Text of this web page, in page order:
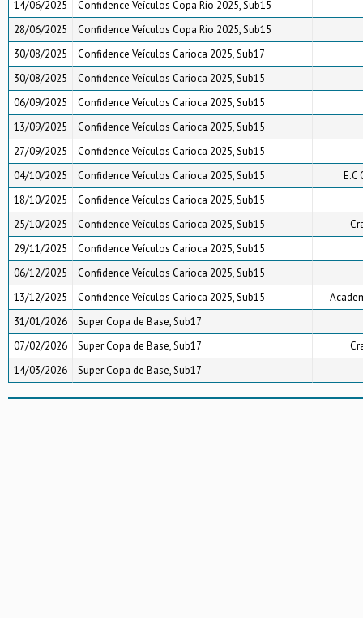
14/06/2025
Confidence Veículos Copa Rio 2025, Sub15
28/06/2025
Confidence Veículos Copa Rio 2025, Sub15
30/08/2025
Confidence Veículos Carioca 2025, Sub17
30/08/2025
Confidence Veículos Carioca 2025, Sub15
06/09/2025
Confidence Veículos Carioca 2025, Sub15
13/09/2025
Confidence Veículos Carioca 2025, Sub15
27/09/2025
Confidence Veículos Carioca 2025, Sub15
04/10/2025
Confidence Veículos Carioca 2025, Sub15
E.C
18/10/2025
Confidence Veículos Carioca 2025, Sub15
25/10/2025
Confidence Veículos Carioca 2025, Sub15
29/11/2025
Confidence Veículos Carioca 2025, Sub15
06/12/2025
Confidence Veículos Carioca 2025, Sub15
13/12/2025
Confidence Veículos Carioca 2025, Sub15
31/01/2026
Super Copa de Base, Sub17
07/02/2026
Super Copa de Base, Sub17
14/03/2026
Super Copa de Base, Sub17